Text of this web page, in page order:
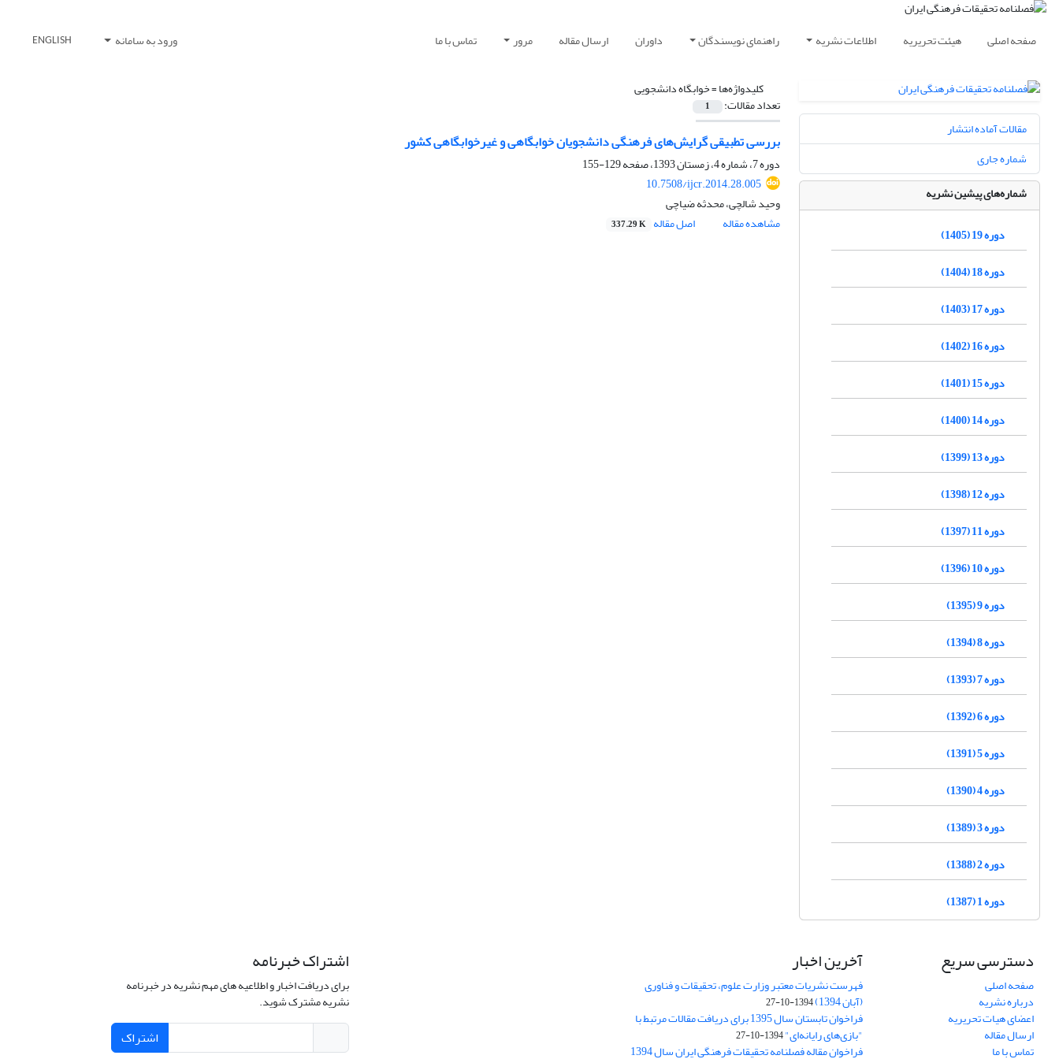
صفحه اصلی هیئت تحریریه اطلاعات نشریه راهنمای نویسندگان داوران ارسال مقاله مرور تماس با ما ورود به سامانه ENGLISH
کلیدواژه‌ها =خوابگاه دانشجویی
تعداد مقالات: 1
بررسی تطبیقی گرایش‌های فرهنگی دانشجویان خوابگاهی و غیرخوابگاهی کشور
دوره 7، شماره 4، زمستان 1393، صفحه
129-155
10.7508/ijcr.2014.28.005
وحید شالچی، محدثه ضیاچی
مشاهده مقاله
اصل مقاله 337.29 K
مقالات آماده انتشار
شماره جاری
شماره‌های پیشین نشریه
دوره 19 (1405)
دوره 18 (1404)
دوره 17 (1403)
دوره 16 (1402)
دوره 15 (1401)
دوره 14 (1400)
دوره 13 (1399)
دوره 12 (1398)
دوره 11 (1397)
دوره 10 (1396)
دوره 9 (1395)
دوره 8 (1394)
دوره 7 (1393)
دوره 6 (1392)
دوره 5 (1391)
دوره 4 (1390)
دوره 3 (1389)
دوره 2 (1388)
دوره 1 (1387)
دسترسی سریع
صفحه اصلی
درباره نشریه
اعضای هیات تحریریه
ارسال مقاله
تماس با ما
آخرین اخبار
فهرست نشریات معتبر وزارت علوم، تحقیقات و فناوری
(آبان 1394) 1394-10-27
فراخوان تابستان سال 1395 برای دریافت مقالات مرتبط با
"بازی‌های رایانه‌ای"1394-10-27
فراخوان مقاله فصلنامه تحقیقات فرهنگی ایران سال 1394
اشتراک خبرنامه
برای دریافت اخبار و اطلاعیه های مهم نشریه در خبرنامه
نشریه مشترک شوید.
اشتراک